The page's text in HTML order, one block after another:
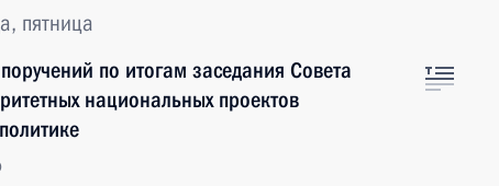
пятница
по итогам заседания Совета
национальных проектов